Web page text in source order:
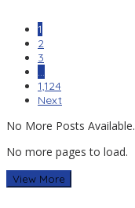
1
2
3
…
1,124
Next
No More Posts Available.
No more pages to load.
View More